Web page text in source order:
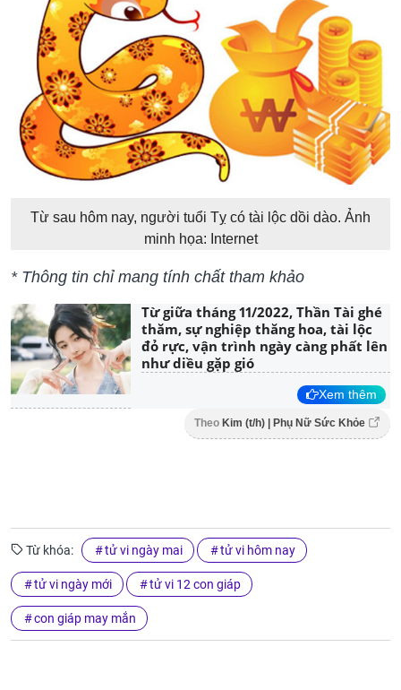
Từ sau hôm nay, người tuổi Tỵ có tài lộc dồi dào. Ảnh
minh họa: Internet
* Thông tin chỉ mang tính chất tham khảo
Từ giữa tháng 11/2022, Thần Tài ghé
thăm, sự nghiệp thăng hoa, tài lộc
đỏ rực, vận trình ngày càng phất lên
như diều gặp gió
Xem thêm
Theo Kim (t/h) | Phụ Nữ Sức Khỏe
Từ khóa: tử vi ngày mai tử vi hôm nay
tử vi ngày mới tử vi 12 con giáp
con giáp may mắn